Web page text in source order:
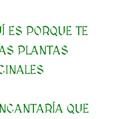
ES PORQUE TE
PLANTAS
QUE